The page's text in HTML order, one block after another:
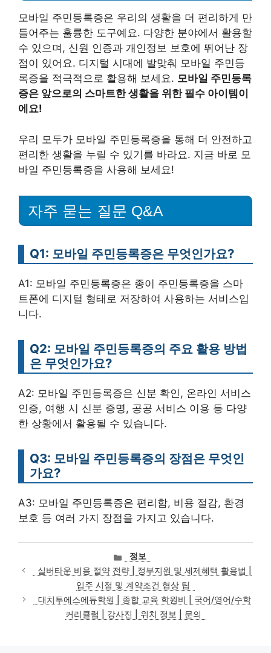
모바일 주민등록증은 우리의 생활을 더 편리하게 만
들어주는 훌륭한 도구예요. 다양한 분야에서 활용할
수 있으며, 신원 인증과 개인정보 보호에 뛰어난 장
점이 있어요. 디지털 시대에 발맞춰 모바일 주민등
록증을 적극적으로 활용해 보세요. 모바일 주민등록
증은 앞으로의 스마트한 생활을 위한 필수 아이템이
에요!
우리 모두가 모바일 주민등록증을 통해 더 안전하고
편리한 생활을 누릴 수 있기를 바라요. 지금 바로 모
바일 주민등록증을 사용해 보세요!
자주 묻는 질문 Q&A
Q1: 모바일 주민등록증은 무엇인가요?
A1: 모바일 주민등록증은 종이 주민등록증을 스마
트폰에 디지털 형태로 저장하여 사용하는 서비스입
니다.
Q2: 모바일 주민등록증의 주요 활용 방법
은 무엇인가요?
A2: 모바일 주민등록증은 신분 확인, 온라인 서비스
인증, 여행 시 신분 증명, 공공 서비스 이용 등 다양
한 상황에서 활용될 수 있습니다.
Q3: 모바일 주민등록증의 장점은 무엇인
가요?
A3: 모바일 주민등록증은 편리함, 비용 절감, 환경
보호 등 여러 가지 장점을 가지고 있습니다.
카
테
고
리
정보
실버타운 비용 절약 전략 | 정부지원 및 세제혜택 활용법 |
입주 시점 및 계약조건 협상 팁
대치투에스에듀학원 | 종합 교육 학원비 | 국어/영어/수학
커리큘럼 | 강사진 | 위치 정보 | 문의